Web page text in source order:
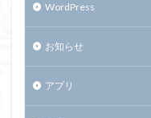
WordPress
お知らせ
アプリ